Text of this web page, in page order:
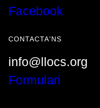
CONTACTA'NS
info@llocs.org
Formulari
Facebook